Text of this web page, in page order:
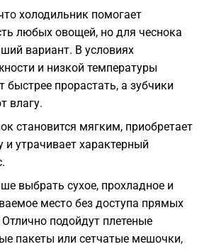
холодильник помогает
любых овощей, но для чеснока
вариант. В условиях
и низкой температуры
быстрее прорастать, а зубчики
влагу.
становится мягким, приобретает
и утрачивает характерный
выбрать сухое, прохладное и
место без доступа прямых
подойдут плетеные
пакеты или сетчатые мешочки,